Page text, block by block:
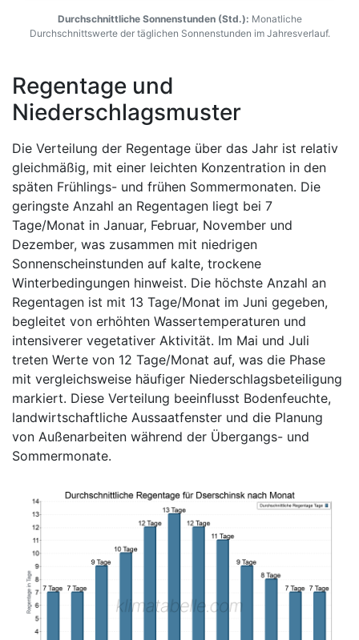
Durchschnittliche Sonnenstunden (Std.): Monatliche
Durchschnittswerte der täglichen Sonnenstunden im Jahresverlauf.
Regentage und
Niederschlagsmuster
Die Verteilung der Regentage über das Jahr ist relativ
gleichmäßig, mit einer leichten Konzentration in den
späten Frühlings- und frühen Sommermonaten. Die
geringste Anzahl an Regentagen liegt bei 7
Tage/Monat in Januar, Februar, November und
Dezember, was zusammen mit niedrigen
Sonnenscheinstunden auf kalte, trockene
Winterbedingungen hinweist. Die höchste Anzahl an
Regentagen ist mit 13 Tage/Monat im Juni gegeben,
begleitet von erhöhten Wassertemperaturen und
intensiverer vegetativer Aktivität. Im Mai und Juli
treten Werte von 12 Tage/Monat auf, was die Phase
mit vergleichsweise häufiger Niederschlagsbeteiligung
markiert. Diese Verteilung beeinflusst Bodenfeuchte,
landwirtschaftliche Aussaatfenster und die Planung
von Außenarbeiten während der Übergangs- und
Sommermonate.